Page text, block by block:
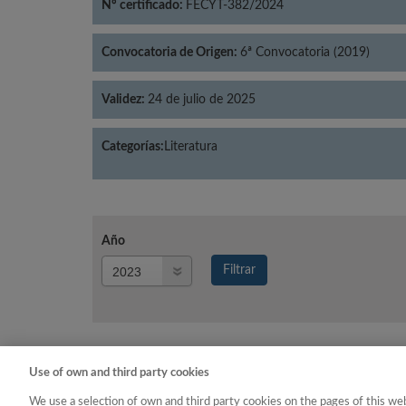
Nº certificado: FECYT-382/2024
Convocatoria de Origen: 6ª Convocatoria (2019)
Validez: 24 de julio de 2025
Categorías: Literatura
Año
Filtrar
Año
Use of own and third party cookies
We use a selection of own and third party cookies on the pages of this